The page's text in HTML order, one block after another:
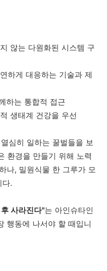
않는 다원화된 시스템 구
하게 대응하는 기술과 제
하는 통합적 접근
생태계 건강을 우선
심히 일하는 꿀벌들을 보
환경을 만들기 위해 노력
나, 밀원식물 한 그루가 모
다.
사라진다"는 아인슈타인
행동에 나서야 할 때입니